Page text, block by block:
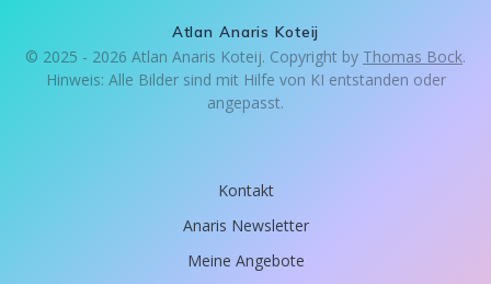
Atlan Anaris Koteij
© 2025 - 2026 Atlan Anaris Koteij. Copyright by Thomas Bock.
Hinweis: Alle Bilder sind mit Hilfe von KI entstanden oder
angepasst.
Kontakt
Anaris Newsletter
Meine Angebote